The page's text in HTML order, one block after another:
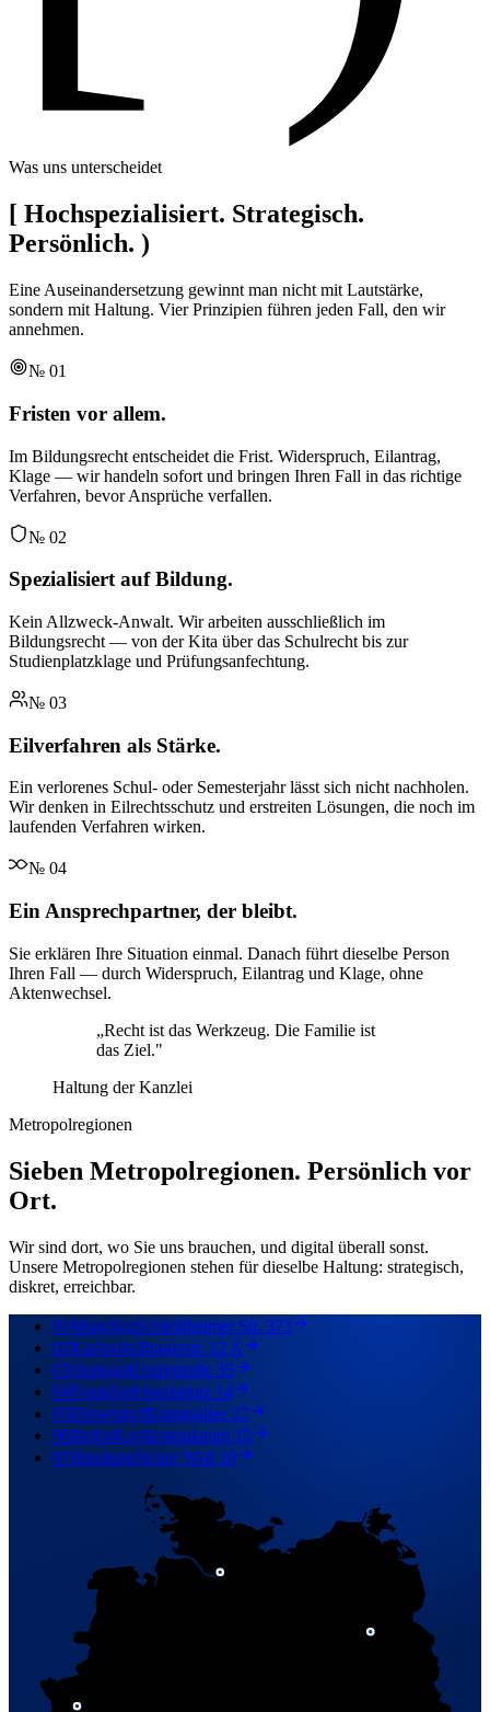
Was uns unterscheidet
[ Hochspezialisiert. Strategisch.
Persönlich. )
Eine Auseinandersetzung gewinnt man nicht mit Lautstärke,
sondern mit Haltung. Vier Prinzipien führen jeden Fall, den wir
annehmen.
№ 01
Fristen vor allem.
Im Bildungsrecht entscheidet die Frist. Widerspruch, Eilantrag,
Klage — wir handeln sofort und bringen Ihren Fall in das richtige
Verfahren, bevor Ansprüche verfallen.
№ 02
Spezialisiert auf Bildung.
Kein Allzweck-Anwalt. Wir arbeiten ausschließlich im
Bildungsrecht — von der Kita über das Schulrecht bis zur
Studienplatzklage und Prüfungsanfechtung.
№ 03
Eilverfahren als Stärke.
Ein verlorenes Schul- oder Semesterjahr lässt sich nicht nachholen.
Wir denken in Eilrechtsschutz und erstreiten Lösungen, die noch im
laufenden Verfahren wirken.
№ 04
Ein Ansprechpartner, der bleibt.
Sie erklären Ihre Situation einmal. Danach führt dieselbe Person
Ihren Fall — durch Widerspruch, Eilantrag und Klage, ohne
Aktenwechsel.
„Recht ist das Werkzeug. Die Familie ist
das Ziel."
Haltung der Kanzlei
Metropolregionen
Sieben Metropolregionen. Persönlich vor
Ort.
Wir sind dort, wo Sie uns brauchen, und digital überall sonst.
Unsere Metropolregionen stehen für dieselbe Haltung: strategisch,
diskret, erreichbar.
01MünchenSchleißheimer Str. 373
02KarlsruheBrauerstr. 12 A
03StuttgartKönigstraße 35
04FrankfurtOpernplatz 14
05DüsseldorfKönigsallee 27
06BerlinKurfürstendamm 15
07HamburgNeuer Wall 10